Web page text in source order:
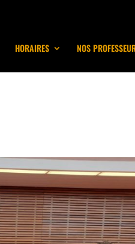
HORAIRES NOS